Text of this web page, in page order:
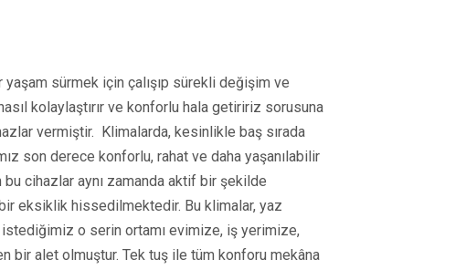
sürmek için çalışıp sürekli değişim ve
kolaylaştırır ve konforlu hala getiririz sorusuna
vermiştir. Klimalarda, kesinlikle baş sırada
son derece konforlu, rahat ve daha yaşanılabilir
bu cihazlar aynı zamanda aktif bir şekilde
bir eksiklik hissedilmektedir. Bu klimalar, yaz
istediğimiz o serin ortamı evimize, iş yerimize,
bir alet olmuştur. Tek tuş ile tüm konforu mekâna